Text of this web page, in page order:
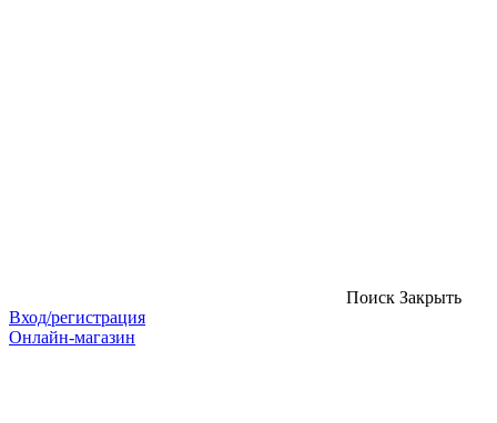
Поиск Закрыть
Вход/регистрация
Онлайн-магазин